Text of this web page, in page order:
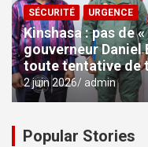
SÉCURITÉ URGENCE
Kinshasa : pas de
gouverneur Daniel
toute tentative de
2 juin 2026 admin
Popular Stories